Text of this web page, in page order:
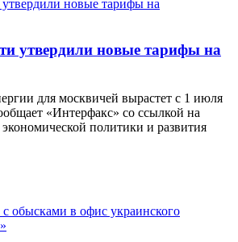
утвердили новые тарифы на
для москвичей вырастет с 1 июля
«Интерфакс» со ссылкой на
политики и развития